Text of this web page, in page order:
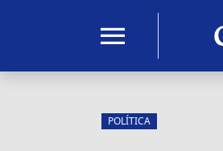
menu
POLÍTICA